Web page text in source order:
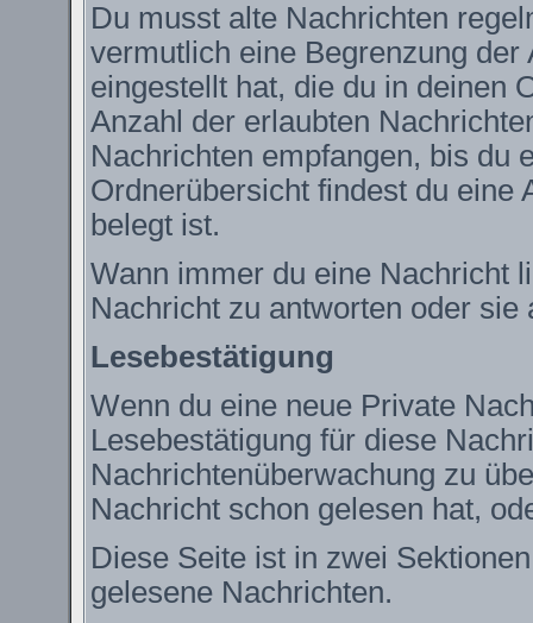
Du musst alte Nachrichten
vermutlich eine Begrenzung
eingestellt hat, die du in deinen
Anzahl der erlaubten
Nachrichten empfangen, bis du
Ordnerübersicht findest du eine
belegt ist.
Wann immer du eine Nachricht
Nachricht zu antworten oder
Lesebestätigung
Wenn du eine neue Private
Lesebestätigung für diese
Nachrichtenüberwachung zu
Nachricht schon gelesen hat,
Diese Seite ist in zwei
gelesene Nachrichten.